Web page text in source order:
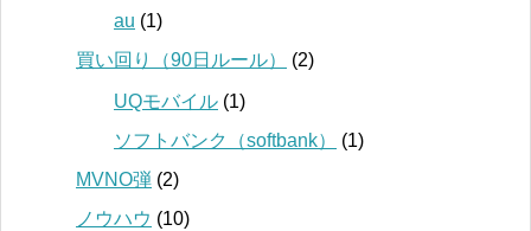
au (1)
買い回り（90日ルール）
(2)
UQモバイル (1)
ソフトバンク（softbank）
(1)
MVNO弾 (2)
ノウハウ (10)